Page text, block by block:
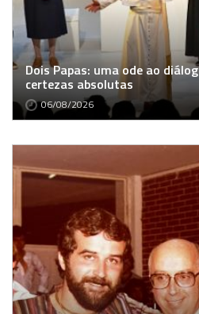
Dois Papas: uma ode ao
certezas absolutas
06/08/2026